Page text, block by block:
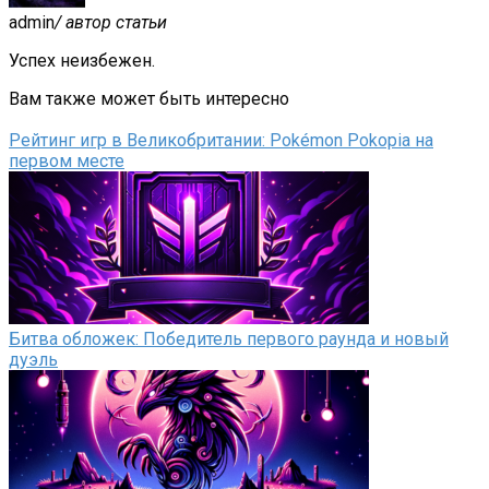
admin/ автор статьи
Успех неизбежен.
Вам также может быть интересно
Рейтинг игр в Великобритании: Pokémon Pokopia на
первом месте
Битва обложек: Победитель первого раунда и новый
дуэль